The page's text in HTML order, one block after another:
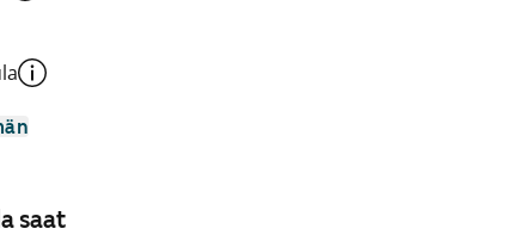
saat